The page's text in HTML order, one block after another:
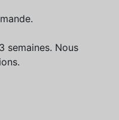
semaines. Nous